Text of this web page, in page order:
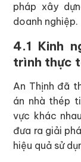
pháp xây
doanh nghiệp.
4.1 Kinh
trình thực
An Thịnh đã
án nhà thép
vực khác
đưa ra giải
hiệu quả sử